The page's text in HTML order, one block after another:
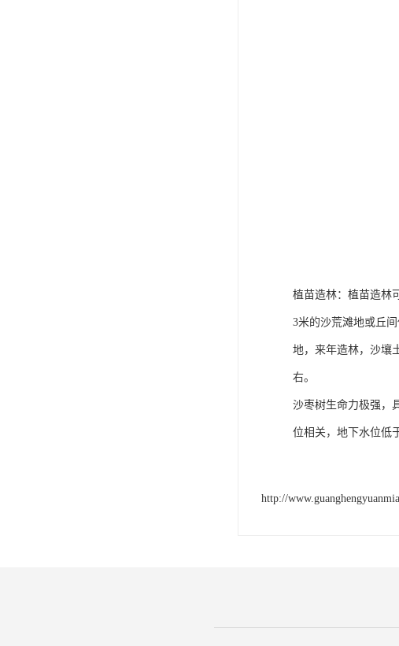
植苗造林：植苗造林
3米的沙荒滩地或丘
地，来年造林，沙壤
右。
沙枣树生命力极强，
位相关，地下水位低
http://